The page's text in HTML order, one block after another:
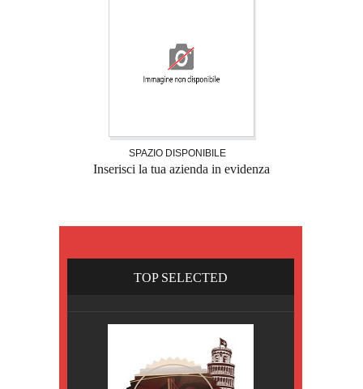
SPAZIO DISPONIBILE
Inserisci la tua azienda in evidenza
TOP SELECTED